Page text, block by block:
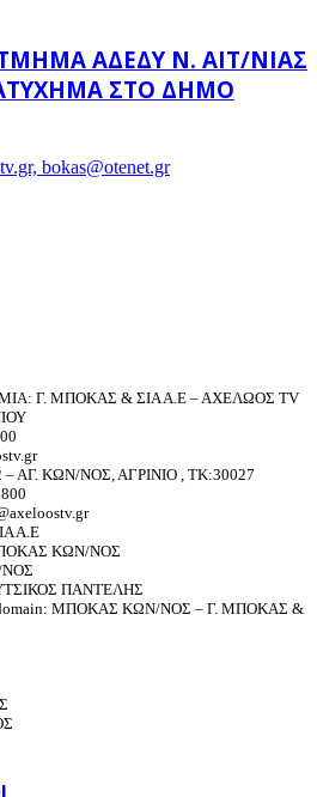
ΑΔΕΔΥ Ν. ΑΙΤ/ΝΊΑΣ
ΣΤΟ ΔΉΜΟ
bokas@otenet.gr
Γ. ΜΠΟΚΑΣ & ΣΙΑ Α.Ε – ΑΧΕΛΩΟΣ TV
ΑΓ. ΚΩΝ/ΝΟΣ, ΑΓΡΙΝΙΟ , ΤΚ:30027
Α.Ε
ΚΩΝ/ΝΟΣ
ΠΑΝΤΕΛΗΣ
ΜΠΟΚΑΣ ΚΩΝ/ΝΟΣ – Γ. ΜΠΟΚΑΣ &